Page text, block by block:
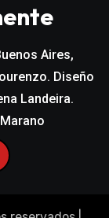
Aires,
Diseño
Landeira.